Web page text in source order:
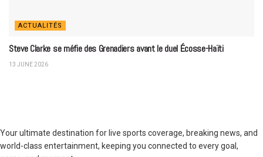
ACTUALITÉS
Steve Clarke se méfie des Grenadiers avant le duel Écosse-Haïti
13 JUNE 2026
Your ultimate destination for live sports coverage, breaking news, and
world-class entertainment, keeping you connected to every goal,